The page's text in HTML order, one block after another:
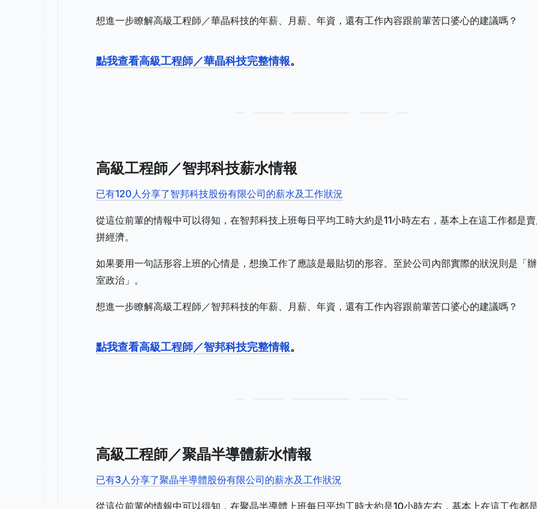
想進一步瞭解高級工程師／華晶科技的年薪、月薪、年資，還有工作內容跟前輩苦口婆心的建議嗎？
點我查看高級工程師／華晶科技完整情報。
高級工程師／智邦科技薪水情報
已有120人分享了智邦科技股份有限公司的薪水及工作狀況
從這位前輩的情報中可以得知，在智邦科技上班每日平均工時大約是11小時左右，基本上在這工作都是
拼經濟。
如果要用一句話形容上班的心情是，想換工作了應該是最貼切的形容。至於公司內部實際的狀況則是「
室政治」。
想進一步瞭解高級工程師／智邦科技的年薪、月薪、年資，還有工作內容跟前輩苦口婆心的建議嗎？
點我查看高級工程師／智邦科技完整情報。
高級工程師／聚晶半導體薪水情報
已有3人分享了聚晶半導體股份有限公司的薪水及工作狀況
從這位前輩的情報中可以得知，在聚晶半導體上班每日平均工時大約是10小時左右，基本上在這工作都